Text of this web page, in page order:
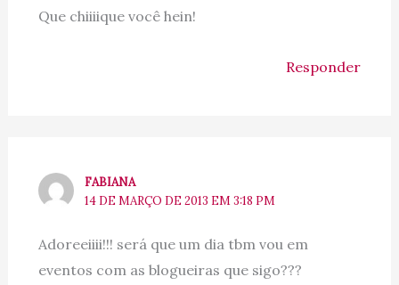
Que chiiiique você hein!
Responder
FABIANA
14 DE MARÇO DE 2013 EM 3:18 PM
Adoreeiiii!!! será que um dia tbm vou em
eventos com as blogueiras que sigo???